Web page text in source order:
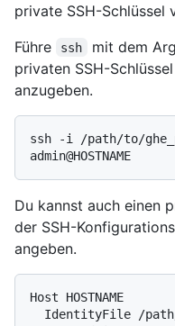
private SSH-Schlüssel
Führe
ssh mit dem
privaten SSH-
anzugeben.
ssh -i /path/to/
Du kannst auch einen
der SSH-
angeben.
Host HOSTNAME